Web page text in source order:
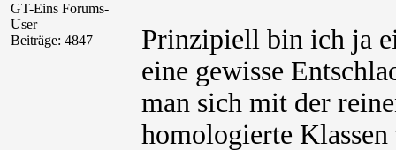
GT-Eins Forums-
User
Beiträge: 4847
Prinzipiell bin ich ja
eine gewisse
man sich mit der
homologierte